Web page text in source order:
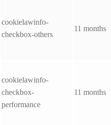
cookielawinfo-
checkbox-others
11 months
cookielawinfo-
checkbox-
performance
11 months